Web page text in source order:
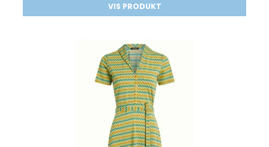
VIS PRODUKT